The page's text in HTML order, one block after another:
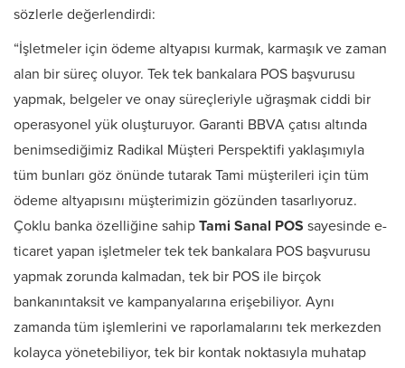
sözlerle değerlendirdi:
“İşletmeler için ödeme altyapısı kurmak, karmaşık ve zaman
alan bir süreç oluyor. Tek tek bankalara POS başvurusu
yapmak, belgeler ve onay süreçleriyle uğraşmak ciddi bir
operasyonel yük oluşturuyor. Garanti BBVA çatısı altında
benimsediğimiz Radikal Müşteri Perspektifi yaklaşımıyla
tüm bunları göz önünde tutarak Tami müşterileri için tüm
ödeme altyapısını müşterimizin gözünden tasarlıyoruz.
Çoklu banka özelliğine sahip Tami Sanal POS sayesinde e-
ticaret yapan işletmeler tek tek bankalara POS başvurusu
yapmak zorunda kalmadan, tek bir POS ile birçok
bankanıntaksit ve kampanyalarına erişebiliyor. Aynı
zamanda tüm işlemlerini ve raporlamalarını tek merkezden
kolayca yönetebiliyor, tek bir kontak noktasıyla muhatap